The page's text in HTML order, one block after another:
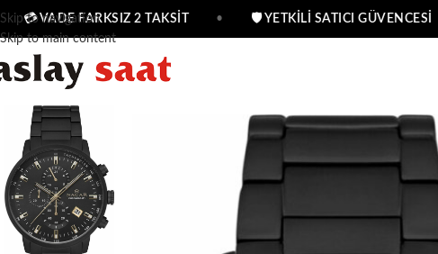
Skip to navigation
Skip to main content
💳 VADE FARKSIZ 2 TAKSİT 🛡 YETKİLİ SATICI GÜVENCESİ